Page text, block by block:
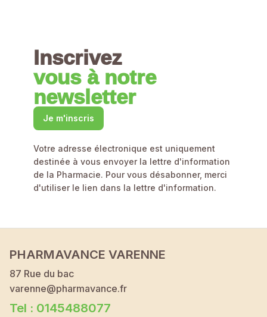
Inscrivez
vous à notre
newsletter
Je m'inscris
Votre adresse électronique est uniquement
destinée à vous envoyer la lettre d'information
de la Pharmacie. Pour vous désabonner, merci
d'utiliser le lien dans la lettre d'information.
PHARMAVANCE VARENNE
87 Rue du bac
varenne@pharmavance.fr
Tel : 0145488077